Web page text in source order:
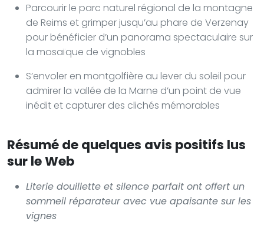
Parcourir le parc naturel régional de la montagne
de Reims et grimper jusqu’au phare de Verzenay
pour bénéficier d’un panorama spectaculaire sur
la mosaïque de vignobles
S’envoler en montgolfière au lever du soleil pour
admirer la vallée de la Marne d’un point de vue
inédit et capturer des clichés mémorables
Résumé de quelques avis positifs lus
sur le Web
Literie douillette et silence parfait ont offert un
sommeil réparateur avec vue apaisante sur les
vignes